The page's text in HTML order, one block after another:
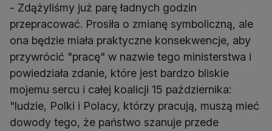
- Zdążyliśmy już parę ładnych godzin
przepracować. Prosiła o zmianę symboliczną, ale
ona będzie miała praktyczne konsekwencje, aby
przywrócić "pracę" w nazwie tego ministerstwa i
powiedziała zdanie, które jest bardzo bliskie
mojemu sercu i całej koalicji 15 października:
"ludzie, Polki i Polacy, którzy pracują, muszą mieć
dowody tego, że państwo szanuje przede